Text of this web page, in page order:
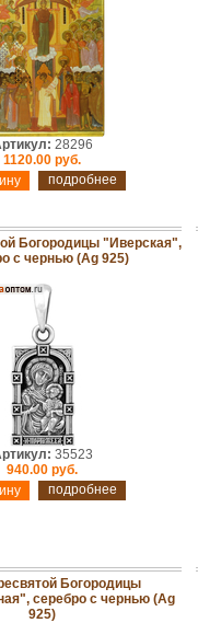
28296
1120.00 руб.
подробнее
Богородицы "Иверская",
с чернью (Ag 925)
35523
940.00 руб.
подробнее
Богородицы
серебро с чернью (Ag
925)